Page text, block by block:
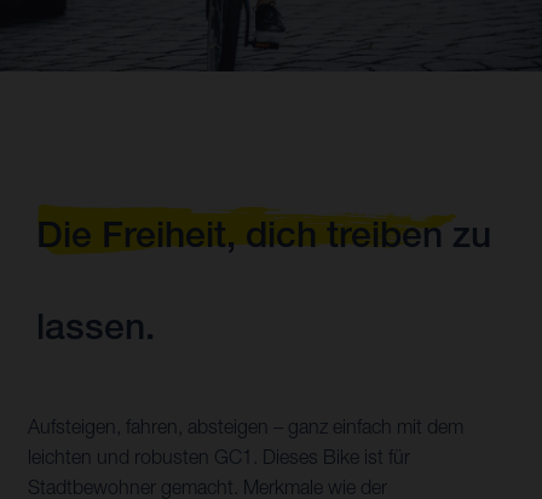
Die Freiheit, dich treiben zu
lassen.
Aufsteigen, fahren, absteigen – ganz einfach mit dem
leichten und robusten GC1. Dieses Bike ist für
Stadtbewohner gemacht. Merkmale wie der